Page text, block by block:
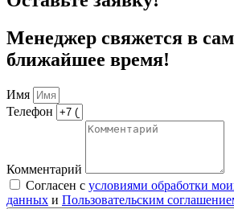
Менеджер свяжется в
ближайшее время!
Имя
Телефон
Комментарий
Согласен с условиями обработки
данных и Пользовательским